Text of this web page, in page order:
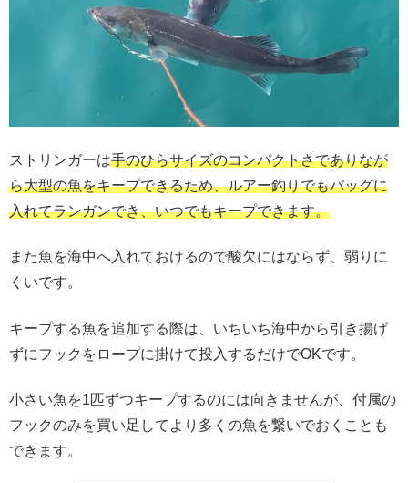
ストリンガーは手のひらサイズのコンパクトさでありなが
ら大型の魚をキープできるため、ルアー釣りでもバッグに
入れてランガンでき、いつでもキープできます。
また魚を海中へ入れておけるので酸欠にはならず、弱りに
くいです。
キープする魚を追加する際は、いちいち海中から引き揚げ
ずにフックをロープに掛けて投入するだけでOKです。
小さい魚を1匹ずつキープするのには向きませんが、付属の
フックのみを買い足してより多くの魚を繋いでおくことも
できます。